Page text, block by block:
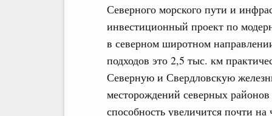
Северного морского пути и
инвестиционный проект по
в северном широтном
подходов это 2,5 тыс. км
Северную и Свердловскую
месторождений северных
способность увеличится почти